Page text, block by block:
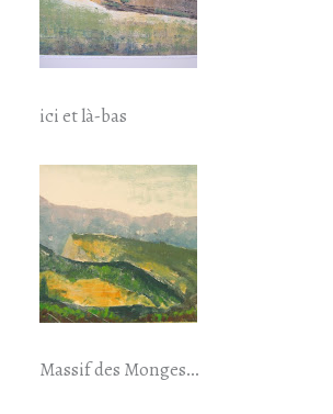
ici et là-bas
Massif des Monges…